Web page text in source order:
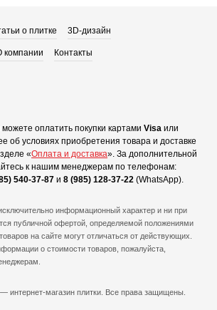
о плитке 3D-дизайн
компании Контакты
оплатить покупки картами Visa или
об условиях приобретения товара и доставке
«Оплата и доставка». За дополнительной
к нашим менеджерам по телефонам:
540-37-87 и 8 (985) 128-37-22 (WhatsApp).
информационный характер и ни при
публичной офертой, определяемой положениями
на сайте могут отличаться от действующих.
о стоимости товаров, пожалуйста,
— интернет-магазин плитки. Все права защищены.